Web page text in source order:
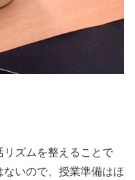
ズムを整えることで
いので、授業準備はほ